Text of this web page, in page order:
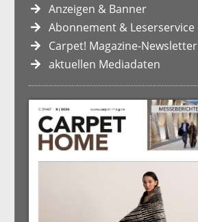
Anzeigen & Banner
Abonnement & Leserservice
Carpet! Magazine-Newsletter
aktuellen Mediadaten